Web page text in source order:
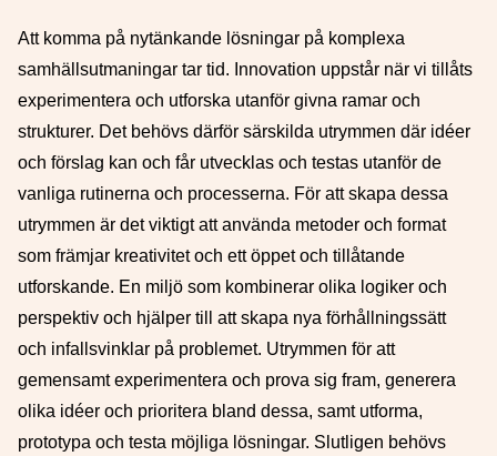
Att komma på nytänkande lösningar på komplexa
samhällsutmaningar tar tid. Innovation uppstår när vi tillåts
experimentera och utforska utanför givna ramar och
strukturer. Det behövs därför särskilda utrymmen där idéer
och förslag kan och får utvecklas och testas utanför de
vanliga rutinerna och processerna. För att skapa dessa
utrymmen är det viktigt att använda metoder och format
som främjar kreativitet och ett öppet och tillåtande
utforskande. En miljö som kombinerar olika logiker och
perspektiv och hjälper till att skapa nya förhållningssätt
och infallsvinklar på problemet. Utrymmen för att
gemensamt experimentera och prova sig fram, generera
olika idéer och prioritera bland dessa, samt utforma,
prototypa och testa möjliga lösningar. Slutligen behövs